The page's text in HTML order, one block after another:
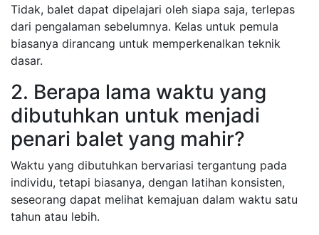
Tidak, balet dapat dipelajari oleh siapa saja, terlepas
dari pengalaman sebelumnya. Kelas untuk pemula
biasanya dirancang untuk memperkenalkan teknik
dasar.
2. Berapa lama waktu yang
dibutuhkan untuk menjadi
penari balet yang mahir?
Waktu yang dibutuhkan bervariasi tergantung pada
individu, tetapi biasanya, dengan latihan konsisten,
seseorang dapat melihat kemajuan dalam waktu satu
tahun atau lebih.